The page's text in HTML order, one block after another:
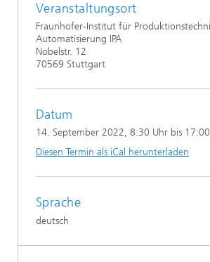
Veranstaltungsort
Fraunhofer-Institut für
Automatisierung IPA
Nobelstr. 12
70569 Stuttgart
Datum
14. September 2022, 8:30 Uhr bis
Diesen Termin als iCal herunterladen
Sprache
deutsch